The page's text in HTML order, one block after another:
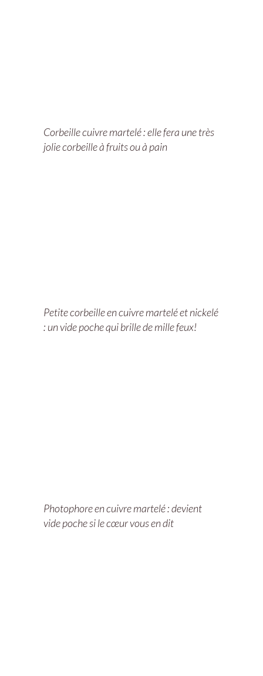
Corbeille cuivre martelé : elle fera une très
jolie corbeille à fruits ou à pain
Petite corbeille en cuivre martelé et nickelé
: un vide poche qui brille de mille feux!
Photophore en cuivre martelé : devient
vide poche si le cœur vous en dit